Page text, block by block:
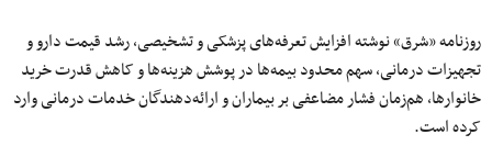
روزنامه «شرق» نوشته افزایش تعرفه‌های پزشکی و تشخیصی، رشد قیمت دارو و
تجهیزات درمانی، سهم محدود بیمه‌ها در پوشش هزینه‌ها و کاهش قدرت خرید
خانوارها، هم‌زمان فشار مضاعفی بر بیماران و ارائه‌دهندگان خدمات درمانی وارد
کرده است.